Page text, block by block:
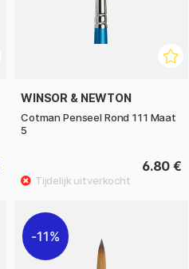
WINSOR & NEWTON
Cotman Penseel Rond 111 Maat
5
6.80 €
11%